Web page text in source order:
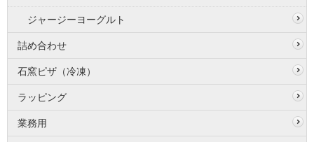
ジャージーヨーグルト
詰め合わせ
石窯ピザ（冷凍）
ラッピング
業務用